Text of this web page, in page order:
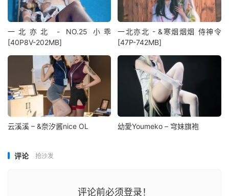
一北亦北 - NO.25 小乖
[40P8V-202MB]
一北亦北 - &寒烟烟烟 侍神令
[47P-742MB]
云溪溪 – &奈汐酱nice OL 幼愛Youmeko – 穹妹旗袍
评论 抢沙发
评论前必须登录！